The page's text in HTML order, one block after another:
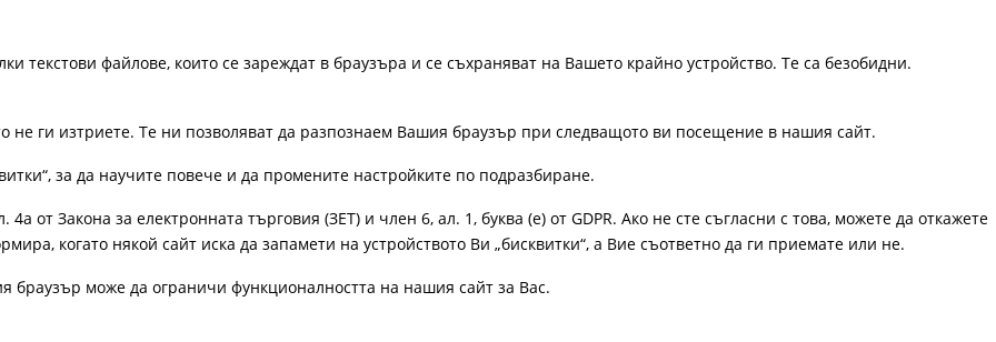
текстови файлове, които се зареждат в браузъра и се съхраняват на Вашето крайно устройство. Те са безобидни.
не ги изтриете. Те ни позволяват да разпознаем Вашия браузър при следващото ви посещение в нашия сайт.
за да научите повече и да промените настройките по подразбиране.
от Закона за електронната търговия (ЗЕТ) и член 6, ал. 1, буква (е) от GDPR. Ако не сте съгласни с това, можете да откажете
когато някой сайт иска да запамети на устройството Ви „бисквитки“, а Вие съответно да ги приемате или не.
браузър може да ограничи функционалността на нашия сайт за Вас.